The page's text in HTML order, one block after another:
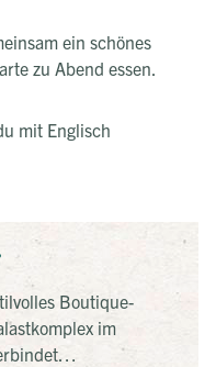
ein schönes
zu Abend essen.
mit Englisch
Boutique-
im